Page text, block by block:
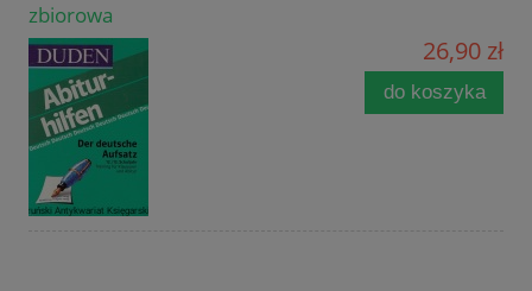
zbiorowa
26,90 zł
do koszyka